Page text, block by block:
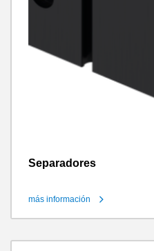
Separadores
más información